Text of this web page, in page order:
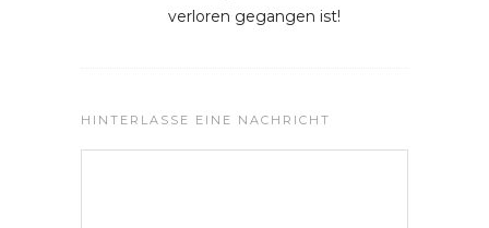
verloren gegangen ist!
HINTERLASSE EINE NACHRICHT